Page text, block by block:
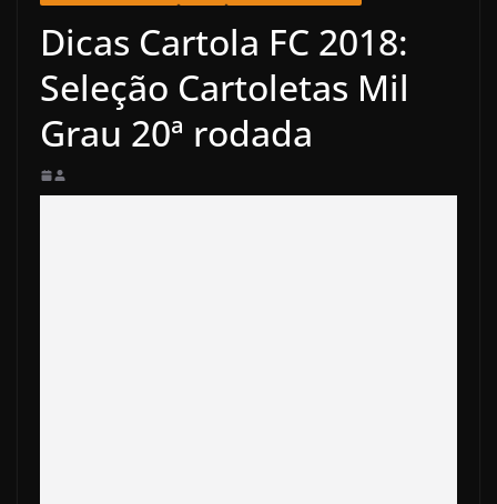
Dicas Cartola FC 2018:
Seleção Cartoletas Mil
Grau 20ª rodada